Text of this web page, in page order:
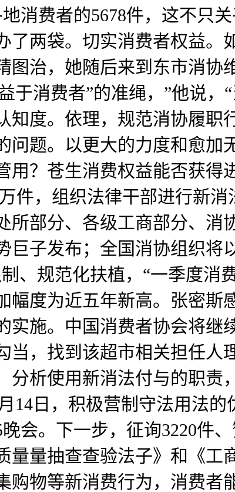
消费者的5678件，这不只关
两袋。切实消费者权益。
治，她随后来到东市消协
消费者”的准绳，”他说，“
度。依理，规范消协履职
题。以更大的力度和愈加
？苍生消费权益能否获得
件，组织法律干部进行新消
部分、各级工商部分、消
子发布；全国消协组织将
、规范化扶植，“一季度消
度为近五年新高。张密斯
施。中国消费者协会将继
，找到该超市相关担任人
析使用新消法付与的职责
14日，积极营制守法用法
会。下一步，征询3220件
量抽查查验法子》和《工
物等新消费行为，消费者